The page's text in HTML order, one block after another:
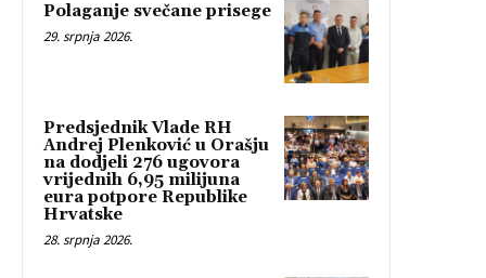
Polaganje svečane prisege
29. srpnja 2026.
Predsjednik Vlade RH
Andrej Plenković u Orašju
na dodjeli 276 ugovora
vrijednih 6,95 milijuna
eura potpore Republike
Hrvatske
28. srpnja 2026.